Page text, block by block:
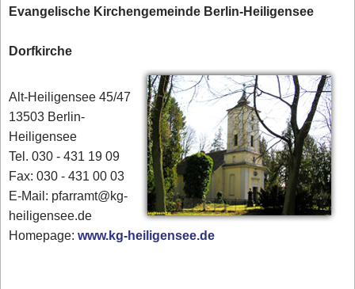
Evangelische Kirchengemeinde Berlin-Heiligensee
Dorfkirche
Alt-Heiligensee 45/47
13503 Berlin-
Heiligensee
Tel. 030 - 431 19 09
Fax: 030 - 431 00 03
E-Mail: pfarramt@kg-
heiligensee.de
Homepage:www.kg-heiligensee.de